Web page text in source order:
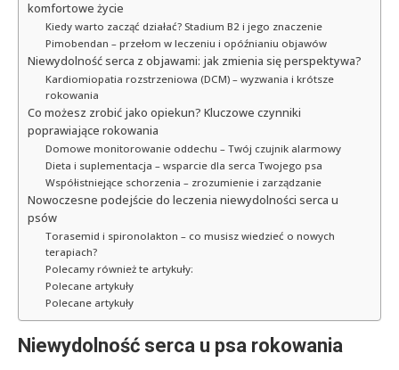
komfortowe życie
Kiedy warto zacząć działać? Stadium B2 i jego znaczenie
Pimobendan – przełom w leczeniu i opóźnianiu objawów
Niewydolność serca z objawami: jak zmienia się perspektywa?
Kardiomiopatia rozstrzeniowa (DCM) – wyzwania i krótsze
rokowania
Co możesz zrobić jako opiekun? Kluczowe czynniki
poprawiające rokowania
Domowe monitorowanie oddechu – Twój czujnik alarmowy
Dieta i suplementacja – wsparcie dla serca Twojego psa
Współistniejące schorzenia – zrozumienie i zarządzanie
Nowoczesne podejście do leczenia niewydolności serca u
psów
Torasemid i spironolakton – co musisz wiedzieć o nowych
terapiach?
Polecamy również te artykuły:
Polecane artykuły
Polecane artykuły
Niewydolność serca u psa rokowania